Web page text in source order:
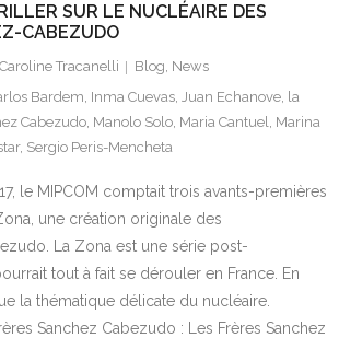
SUR LE NUCLÉAIRE DES
CABEZUDO
Caroline Tracanelli Blog, News
Bardem, Inma Cuevas, Juan Echanove, la
Cabezudo, Manolo Solo, Maria Cantuel, Marina
, Sergio Peris-Mencheta
le MIPCOM comptait trois avants-premières
une création originale des
La Zona est une série post-
tout à fait se dérouler en France. En
la thématique délicate du nucléaire.
Sanchez Cabezudo : Les Frères Sanchez